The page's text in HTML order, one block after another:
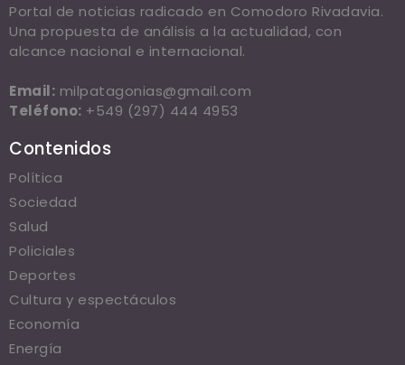
Portal de noticias radicado en Comodoro Rivadavia.
Una propuesta de análisis a la actualidad, con
alcance nacional e internacional.
Email: milpatagonias@gmail.com
Teléfono: +549 (297) 444 4953
Contenidos
Política
Sociedad
Salud
Policiales
Deportes
Cultura y espectáculos
Economía
Energía